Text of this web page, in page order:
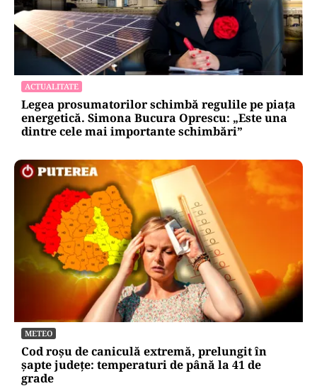
ACTUALITATE
Legea prosumatorilor schimbă regulile pe piața
energetică. Simona Bucura Oprescu: „Este una
dintre cele mai importante schimbări”
METEO
Cod roșu de caniculă extremă, prelungit în
șapte județe: temperaturi de până la 41 de
grade